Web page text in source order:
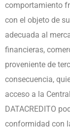
comportamiento
con el objeto de
adecuada al
financieras,
proveniente de
consecuencia,
acceso a la
DATACREDITO
conformidad con